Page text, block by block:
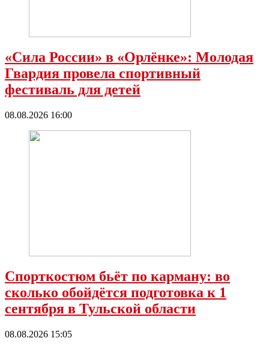
«Сила России» в «Орлёнке»: Молодая
Гвардия провела спортивный
фестиваль для детей
08.08.2026 16:00
Спорткостюм бьёт по карману: во
сколько обойдётся подготовка к 1
сентября в Тульской области
08.08.2026 15:05